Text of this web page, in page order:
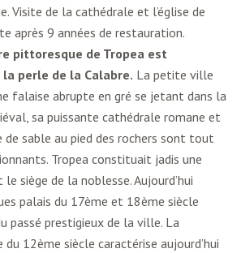
Visite de la cathédrale et l’église de
après 9 années de restauration.
pittoresque de Tropea est
perle de la Calabre. La petite ville
falaise abrupte en gré se jetant dans la
sa puissante cathédrale romane et
sable au pied des rochers sont tout
Tropea constituait jadis une
siège de la noblesse. Aujourd’hui
palais du 17ème et 18ème siècle
passé prestigieux de la ville. La
12ème siècle caractérise aujourd’hui